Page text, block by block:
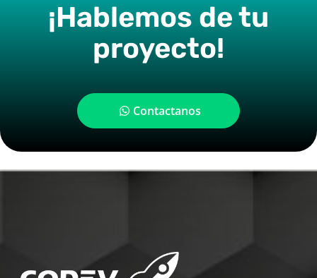
¡Hablemos de tu
proyecto!
Contactanos